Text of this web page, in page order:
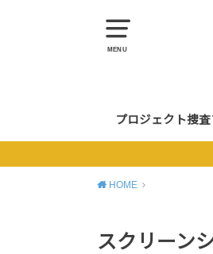
MENU
プロジェクト捜
HOME
スクリーン